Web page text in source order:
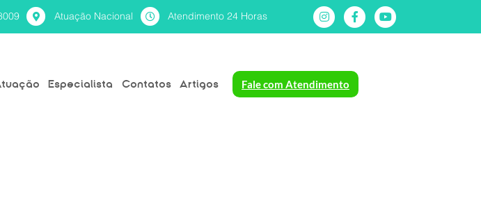
Atuação Nacional Atendimento 24 Horas
Especialista Contatos Artigos Fale com Atendimento